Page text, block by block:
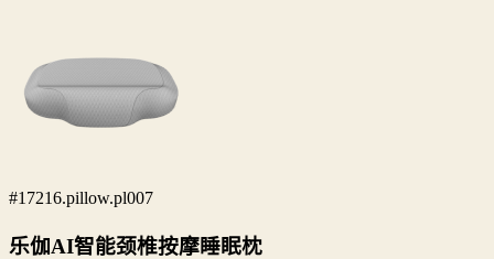
#17216.pillow.pl007
乐伽AI智能颈椎按摩睡眠枕